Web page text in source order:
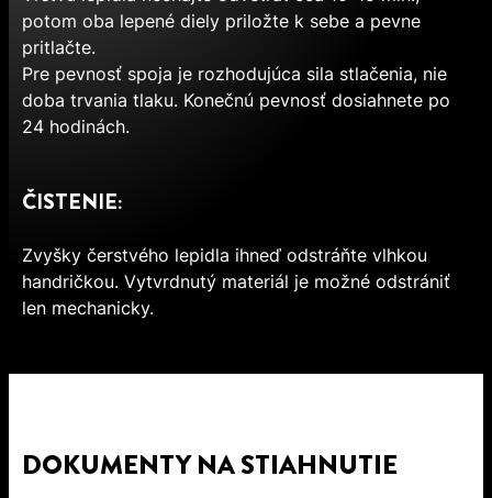
potom oba lepené diely priložte k sebe a pevne
pritlačte.
Pre pevnosť spoja je rozhodujúca sila stlačenia, nie
doba trvania tlaku. Konečnú pevnosť dosiahnete po
24 hodinách.
ČISTENIE:
Zvyšky čerstvého lepidla ihneď odstráňte vlhkou
handričkou. Vytvrdnutý materiál je možné odstrániť
len mechanicky.
DOKUMENTY NA STIAHNUTIE